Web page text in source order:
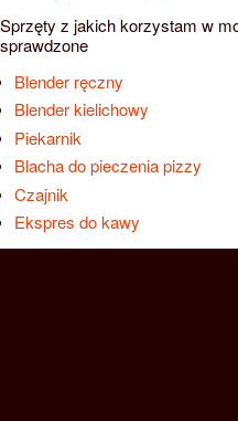
Sprzęty z jakich korzystam w
sprawdzone
Blender ręczny
Blender kielichowy
Piekarnik
Blacha do pieczenia pizzy
Czajnik
Ekspres do kawy